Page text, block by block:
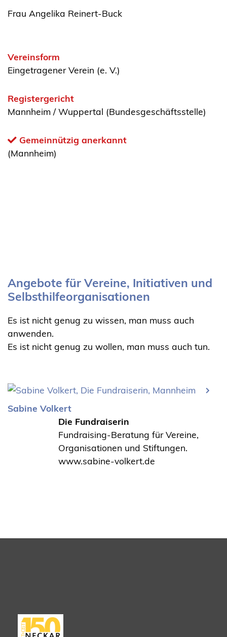
Frau Angelika Reinert-Buck
Vereinsform
Eingetragener Verein (e. V.)
Registergericht
Mannheim / Wuppertal (Bundesgeschäftsstelle)
Gemeinnützig anerkannt
(Mannheim)
Angebote für Vereine, Initiativen und
Selbsthilfeorganisationen
Es ist nicht genug zu wissen, man muss auch
anwenden.
Es ist nicht genug zu wollen, man muss auch tun.
Sabine Volkert
Die Fundraiserin
Fundraising-Beratung für Vereine,
Organisationen und Stiftungen.
www.sabine-volkert.de